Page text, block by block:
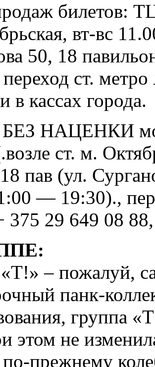
билетов:
вт-вс
50, 18
ст.
в кассах города.
БЕЗ НАЦЕНКИ
ст. м.
пав (ул.
— 19:30).,
29 649 08
– пожалуй,
панк-
группа
этом не
по-прежнему